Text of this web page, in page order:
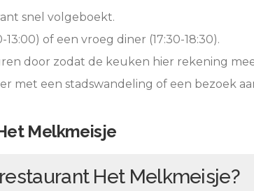
snel volgeboekt.
of een vroeg diner (17:30-18:30).
door zodat de keuken hier rekening
met een stadswandeling of een bezoek
Melkmeisje
Het Melkmeisje?